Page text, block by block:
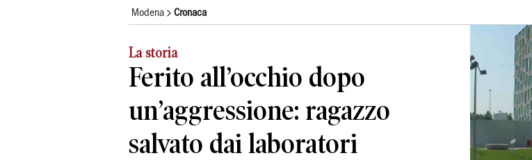
Modena Cronaca
La storia
Ferito all’occhio dopo
un’aggressione: ragazzo
salvato dai laboratori